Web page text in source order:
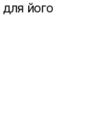
його